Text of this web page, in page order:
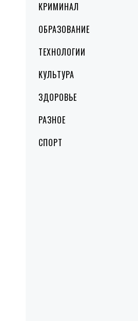
КРИМИНАЛ
ОБРАЗОВАНИЕ
ТЕХНОЛОГИИ
КУЛЬТУРА
ЗДОРОВЬЕ
РАЗНОЕ
СПОРТ